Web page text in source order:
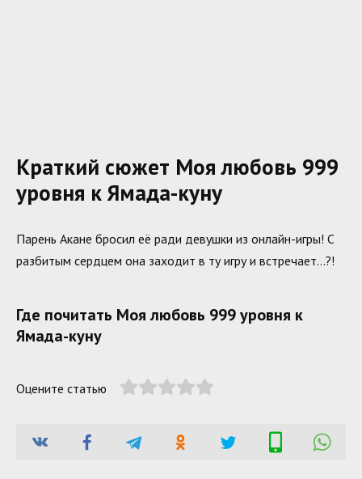
Краткий сюжет Моя любовь 999
уровня к Ямада-куну
Парень Акане бросил её ради девушки из онлайн-игры! С
разбитым сердцем она заходит в ту игру и встречает…?!
Где почитать Моя любовь 999 уровня к
Ямада-куну
Оцените статью